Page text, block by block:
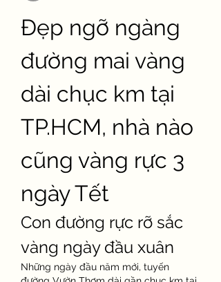
Đẹp ngỡ ngàng
đường mai vàng
dài chục km tại
TP.HCM, nhà nào
cũng vàng rực 3
ngày Tết
Con đường rực rỡ sắc
vàng ngày đầu xuân
Những ngày đầu năm mới, tuyến